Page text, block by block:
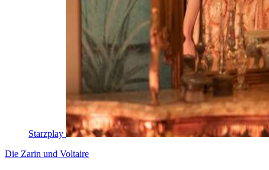
Starzplay
Die Zarin und Voltaire